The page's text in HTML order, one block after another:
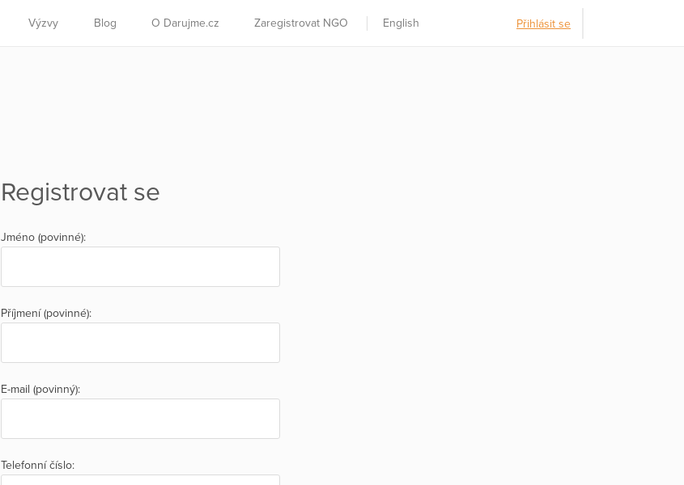
Výzvy Blog O Darujme.cz Zaregistrovat NGO English Přihlásit se
Registrovat se
Jméno (povinné):
Příjmení (povinné):
E-mail (povinný):
Telefonní číslo: